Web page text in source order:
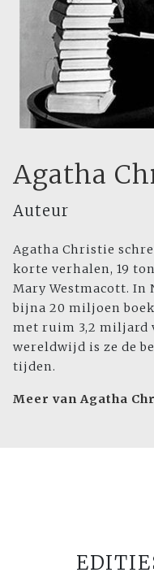
Agatha
Auteur
Agatha Christie
korte verhalen, 19
Mary Westmacott.
bijna 20 miljoen
met ruim 3,2 miljard
wereldwijd is ze de
tijden.
Meer van Agatha